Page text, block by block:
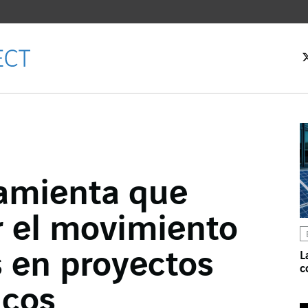
que
el movimiento
en proyectos